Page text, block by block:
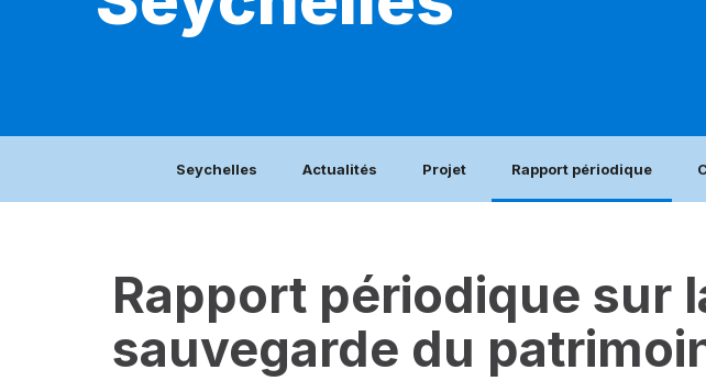
Seychelles Actualités Projet Rapport périodique
Rapport périodique sur
sauvegarde du